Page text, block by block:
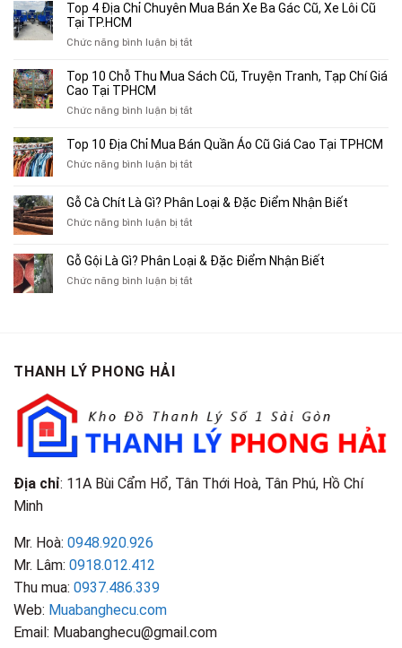
Top 4 Địa Chỉ Chuyên Mua Bán Xe Ba Gác Cũ, Xe Lôi Cũ
Tại TP.HCM
Chức năng bình luận bị tắtở
4
Chuyên
Bán
Xe
Cũ,
Xe
Cũ
TP.HCM
Top 10 Chỗ Thu Mua Sách Cũ, Truyện Tranh, Tạp Chí Giá
Cao Tại TPHCM
Chức năng bình luận bị tắtở
10
Thu
Sách
Tạp
Chí
Top 10 Địa Chỉ Mua Bán Quần Áo Cũ Giá Cao Tại TPHCM
Chức năng bình luận bị tắtở
Địa
Chỉ
Bán
Áo
Gỗ Cà Chít Là Gì? Phân Loại & Đặc Điểm Nhận Biết
Chức năng bình luận bị tắtở
Chít
Là
Gỗ Gội Là Gì? Phân Loại & Đặc Điểm Nhận Biết
Chức năng bình luận bị tắtở
Điểm
Nhận
Biết
THANH LÝ PHONG HẢI
Địa chỉ: 11A Bùi Cẩm Hổ, Tân Thới Hoà, Tân Phú, Hồ Chí
Minh
Mr. Hoà: 0948.920.926
Mr. Lâm: 0918.012.412
Thu mua: 0937.486.339
Web: Muabanghecu.com
Email: Muabanghecu@gmail.com